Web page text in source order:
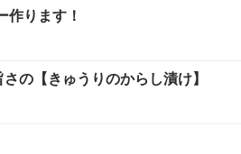
作ります！
の【きゅうりのからし漬け】